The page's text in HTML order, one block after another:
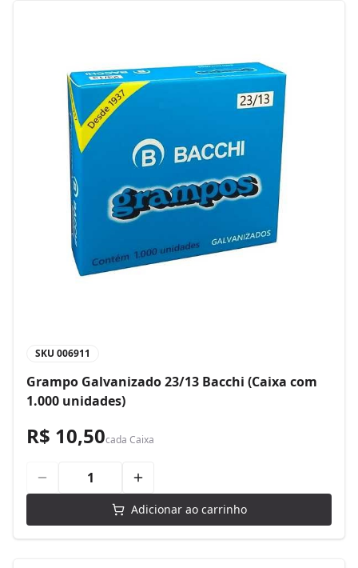
SKU 006911
Grampo Galvanizado 23/13 Bacchi (Caixa com
1.000 unidades)
R$ 10,50cada Caixa
Adicionar ao carrinho